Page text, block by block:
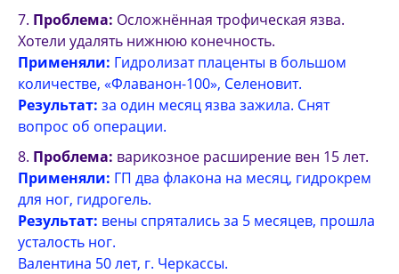
Проблема: Осложнённая трофическая язва.
Хотели удалять нижнюю конечность.
Применяли: Гидролизат плаценты в большом
количестве, «Флаванон-100», Селеновит.
Результат: за один месяц язва зажила. Снят
вопрос об операции.
Проблема: варикозное расширение вен 15 лет.
Применяли: ГП два флакона на месяц, гидрокрем
для ног, гидрогель.
Результат: вены спрятались за 5 месяцев, прошла
усталость ног.
Валентина 50 лет, г. Черкассы.